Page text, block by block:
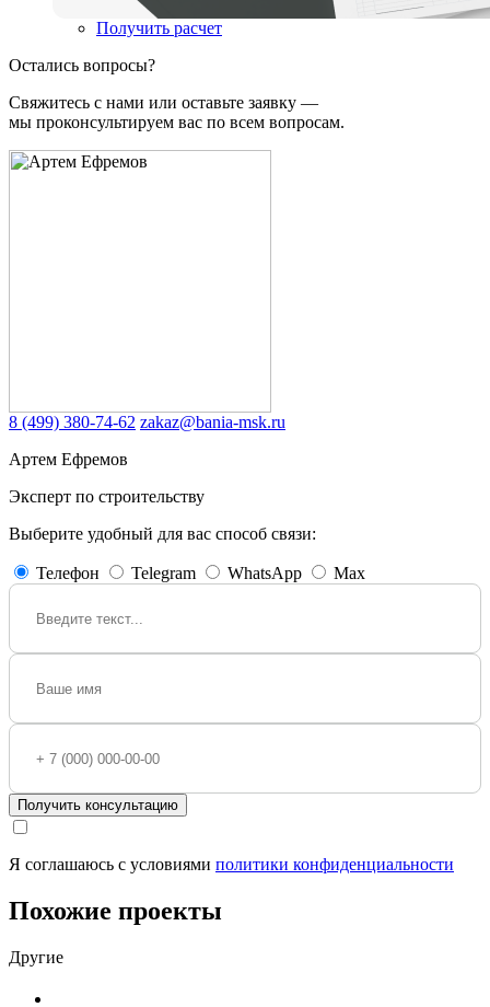
Получить расчет
Остались вопросы?
Свяжитесь с нами или оставьте заявку —
мы проконсультируем вас по всем вопросам.
8 (499) 380-74-62 zakaz@bania-msk.ru
Артем Ефремов
Эксперт по строительству
Выберите удобный для вас способ связи:
Телефон Telegram WhatsApp Max
Получить консультацию
Я соглашаюсь с условиями политики конфиденциальности
Похожие проекты
Другие